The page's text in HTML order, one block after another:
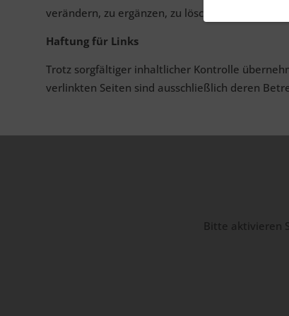
verändern, zu ergänzen, zu löschen oder die
Haftung für Links
Trotz sorgfältiger inhaltlicher Kontrolle
verlinkten Seiten sind ausschließlich deren
Bitte aktivieren